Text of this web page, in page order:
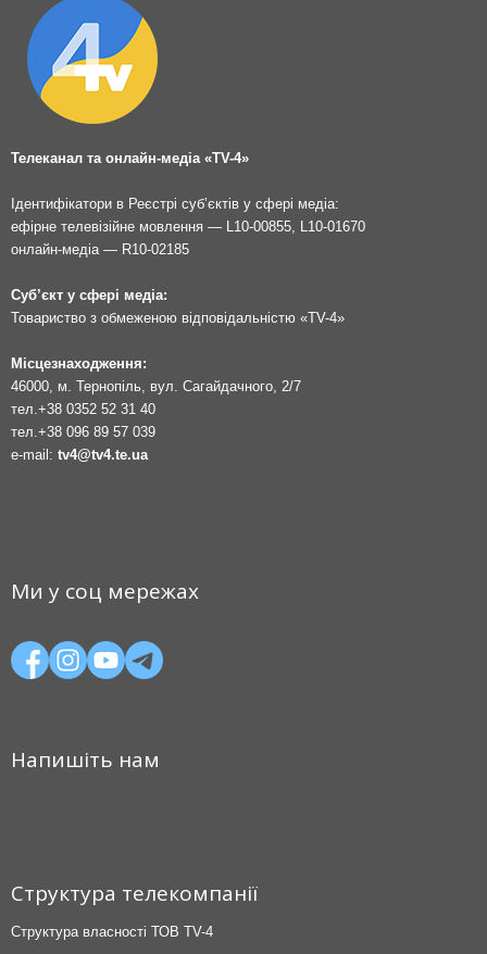
Телеканал та онлайн-медіа «TV-4»
Ідентифікатори в Реєстрі суб’єктів у сфері медіа:
ефірне телевізійне мовлення — L10-00855, L10-01670
онлайн-медіа — R10-02185
Суб’єкт у сфері медіа:
Товариство з обмеженою відповідальністю «TV-4»
Місцезнаходження:
46000, м. Тернопіль, вул. Сагайдачного, 2/7
тел. +38 0352 52 31 40
тел. +38 096 89 57 039
e-mail: tv4@tv4.te.ua
Ми у соц мережах
Напишіть нам
Структура телекомпанії
Структура власності ТОВ TV-4